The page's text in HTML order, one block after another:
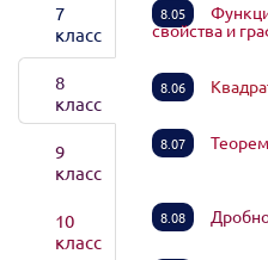
7
класс
8
класс
9
класс
10
класс
8.05
свойства и
8.06
8.07
8.08